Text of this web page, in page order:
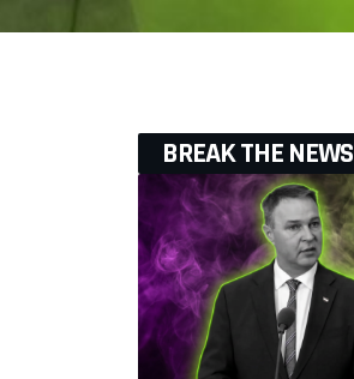
BREAK THE NEWS